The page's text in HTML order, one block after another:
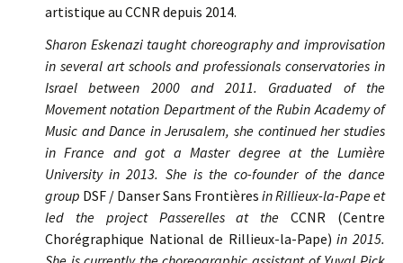
artistique au CCNR depuis 2014.
Sharon Eskenazi taught choreography and improvisation
in several art schools and professionals conservatories in
Israel between 2000 and 2011. Graduated of the
Movement notation Department of the Rubin Academy of
Music and Dance in Jerusalem, she continued her studies
in France and got a Master degree at the Lumière
University in 2013. She is the co-founder of the dance
group DSF / Danser Sans Frontières in Rillieux-la-Pape et
led the project Passerellesat theCCNR (Centre
Chorégraphique National de Rillieux-la-Pape) in 2015.